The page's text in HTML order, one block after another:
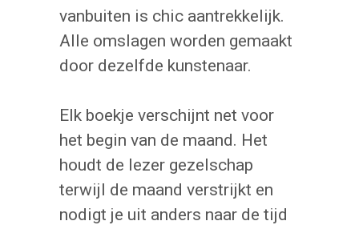
vanbuiten is chic aantrekkelijk.
Alle omslagen worden gemaakt
door dezelfde kunstenaar.
Elk boekje verschijnt net voor
het begin van de maand. Het
houdt de lezer gezelschap
terwijl de maand verstrijkt en
nodigt je uit anders naar de tijd